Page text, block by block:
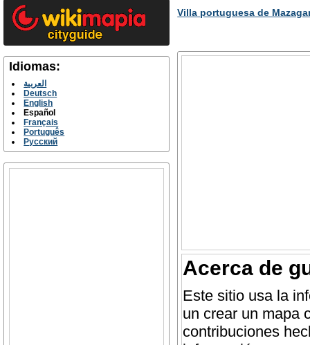
Idiomas:
العربية
Deutsch
English
Español
Français
Português
Русский
Villa portuguesa de
Acerca de
Este sitio usa la
un crear un mapa
contribuciones